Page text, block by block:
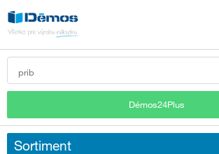
Démos24Plus
Sortiment